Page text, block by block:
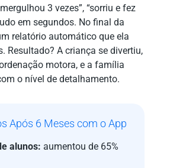
3 vezes”, “sorriu e fez
em segundos. No final da
relatório automático que ela
Resultado? A criança se divertiu,
motora, e a família
o nível de detalhamento.
Após 6 Meses com o App
alunos: aumentou de 65%